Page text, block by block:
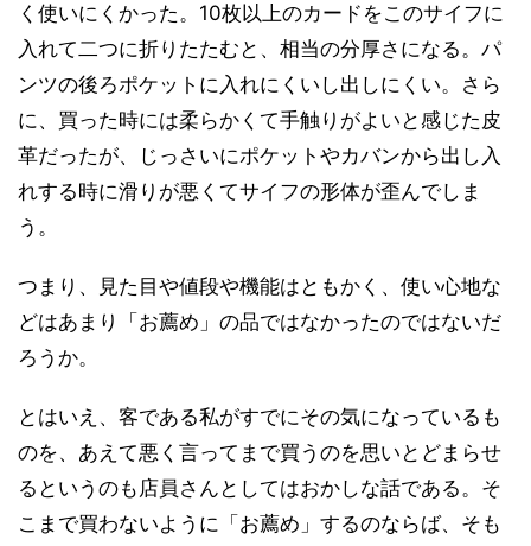
く使いにくかった。10枚以上のカードをこのサイフに
入れて二つに折りたたむと、相当の分厚さになる。パ
ンツの後ろポケットに入れにくいし出しにくい。さら
に、買った時には柔らかくて手触りがよいと感じた皮
革だったが、じっさいにポケットやカバンから出し入
れする時に滑りが悪くてサイフの形体が歪んでしま
う。
つまり、見た目や値段や機能はともかく、使い心地な
どはあまり「お薦め」の品ではなかったのではないだ
ろうか。
とはいえ、客である私がすでにその気になっているも
のを、あえて悪く言ってまで買うのを思いとどまらせ
るというのも店員さんとしてはおかしな話である。そ
こまで買わないように「お薦め」するのならば、そも